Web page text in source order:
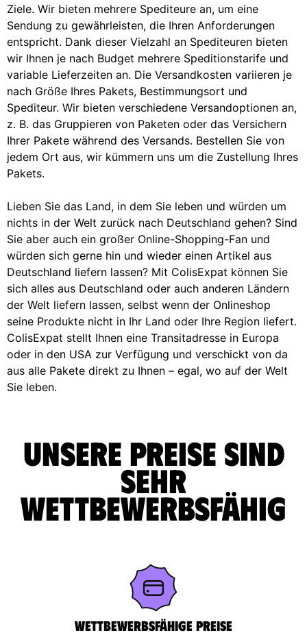
Ziele. Wir bieten mehrere Spediteure an, um eine
Sendung zu gewährleisten, die Ihren Anforderungen
entspricht. Dank dieser Vielzahl an Spediteuren bieten
wir Ihnen je nach Budget mehrere Speditionstarife und
variable Lieferzeiten an. Die Versandkosten variieren je
nach Größe Ihres Pakets, Bestimmungsort und
Spediteur. Wir bieten verschiedene Versandoptionen an,
z. B. das Gruppieren von Paketen oder das Versichern
Ihrer Pakete während des Versands. Bestellen Sie von
jedem Ort aus, wir kümmern uns um die Zustellung Ihres
Pakets.
Lieben Sie das Land, in dem Sie leben und würden um
nichts in der Welt zurück nach Deutschland gehen? Sind
Sie aber auch ein großer Online-Shopping-Fan und
würden sich gerne hin und wieder einen Artikel aus
Deutschland liefern lassen? Mit ColisExpat können Sie
sich alles aus Deutschland oder auch anderen Ländern
der Welt liefern lassen, selbst wenn der Onlineshop
seine Produkte nicht in Ihr Land oder Ihre Region liefert.
ColisExpat stellt Ihnen eine Transitadresse in Europa
oder in den USA zur Verfügung und verschickt von da
aus alle Pakete direkt zu Ihnen – egal, wo auf der Welt
Sie leben.
Unsere Preise sind
sehr
wettbewerbsfähig
Wettbewerbsfähige Preise